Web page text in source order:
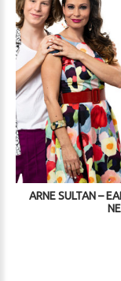
ARNE SULTAN –